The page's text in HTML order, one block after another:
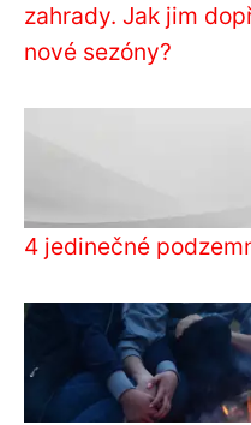
zahrady. Jak jim
nové sezóny?
4 jedinečné